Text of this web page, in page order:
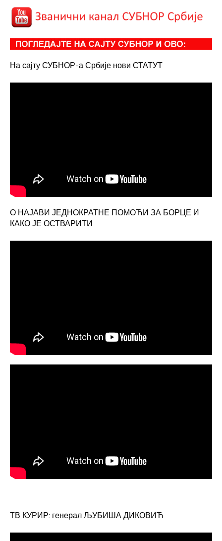
На сајту СУБНОР-а Србије нови СТАТУТ
О НАЈАВИ ЈЕДНОКРАТНЕ ПОМОЋИ ЗА БОРЦЕ И
КАКО ЈЕ ОСТВАРИТИ
ТВ КУРИР: генерал ЉУБИША ДИКОВИЋ